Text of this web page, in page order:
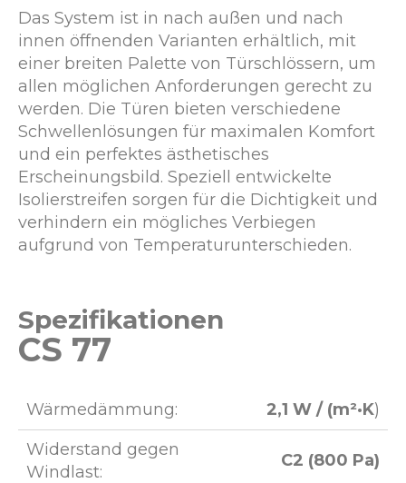
Das System ist in nach außen und nach
innen öffnenden Varianten erhältlich, mit
einer breiten Palette von Türschlössern, um
allen möglichen Anforderungen gerecht zu
werden. Die Türen bieten verschiedene
Schwellenlösungen für maximalen Komfort
und ein perfektes ästhetisches
Erscheinungsbild. Speziell entwickelte
Isolierstreifen sorgen für die Dichtigkeit und
verhindern ein mögliches Verbiegen
aufgrund von Temperaturunterschieden.
Spezifikationen
CS 77
Wärmedämmung: 2,1 W / (m²·K)
Widerstand gegen
Windlast:
C2 (800 Pa)